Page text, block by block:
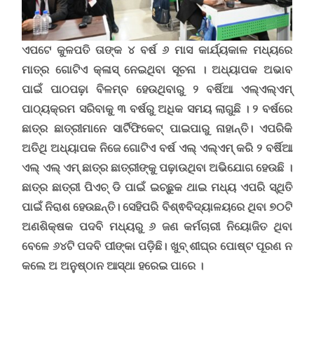
ଏପଟେ କୁଳପତି ତାଙ୍କ ୪ ବର୍ଷ ୬ ମାସ କାର୍ଯ୍ୟକାଳ ମଧ୍ୟରେ
ମାତ୍ର ଗୋଟିଏ କ୍ଳାସ୍ ନେଇଥିବା ସୂଚନା । ଅଧ୍ୟାପକ ଅଭାବ
ପାଇଁ ପାଠପଢ଼ା ବିଳମ୍ବ ହେଉଥିବାରୁ ୨ ବର୍ଷିଆ ଏଲ୍‌ଏଲ୍‌ଏମ୍
ପାଠ୍ୟକ୍ରମ ସରିବାକୁ ୩ ବର୍ଷରୁ ଅଧିକ ସମୟ ଲାଗୁଛି । ୨ ବର୍ଷରେ
ଛାତ୍ର ଛାତ୍ରୀମାନେ ସାର୍ଟିଫିକେଟ୍ ପାଇପାରୁ ନାହାନ୍ତି। ଏପରିକି
ଅତିଥି ଅଧ୍ୟାପକ ନିଜେ ଗୋଟିଏ ବର୍ଷ ଏଲ୍‌ ଏଲ୍‌ଏମ୍ କରି ୨ ବର୍ଷିଆ
ଏଲ୍‌ ଏଲ୍‌ ଏମ୍ ଛାତ୍ର ଛାତ୍ରୀଙ୍କୁ ପଢ଼ାଉଥିବା ଅଭିଯୋଗ ହେଉଛି ।
ଛାତ୍ର ଛାତ୍ରୀ ପିଏଚ୍ ଡି ପାଇଁ ଇଚ୍ଛୁକ ଥାଇ ମଧ୍ୟ ଏପରି ସ୍ଥିତି
ପାଇଁ ନିରାଶ ହେଉଛନ୍ତି। ସେହିପରି ବିଶ୍ଵବିଦ୍ୟାଳୟରେ ଥିବା ୭୦ଟି
ଅଣଶିକ୍ଷକ ପଦବି ମଧ୍ୟରୁ ୬ ଜଣ କର୍ମଚାରୀ ନିୟୋଜିତ ଥିବା
ବେଳେ ୬୪ଟି ପଦବି ପୀଙ୍କା ପଡ଼ିଛି। ଖୁବ୍ ଶୀଘ୍ର ପୋଷ୍ଟ ପୂରଣ ନ
କଲେ ଅ ଅନୁଷ୍ଠାନ ଆସ୍ଥା ହରେଇ ପାରେ ।